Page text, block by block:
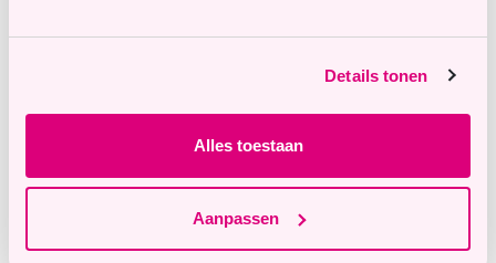
Details tonen
Alles toestaan
Aanpassen
helpt je graag verder.
info@tastyme.nl